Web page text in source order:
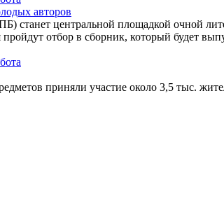
авторов
станет центральной площадкой очной
отбор в сборник, который будет
приняли участие около 3,5 тыс.